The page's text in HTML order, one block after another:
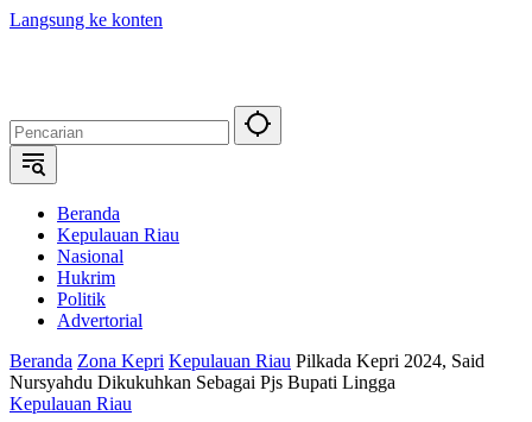
Langsung ke konten
Beranda
Kepulauan Riau
Nasional
Hukrim
Politik
Advertorial
Beranda Zona Kepri Kepulauan Riau Pilkada Kepri 2024, Said
Nursyahdu Dikukuhkan Sebagai Pjs Bupati Lingga
Kepulauan Riau